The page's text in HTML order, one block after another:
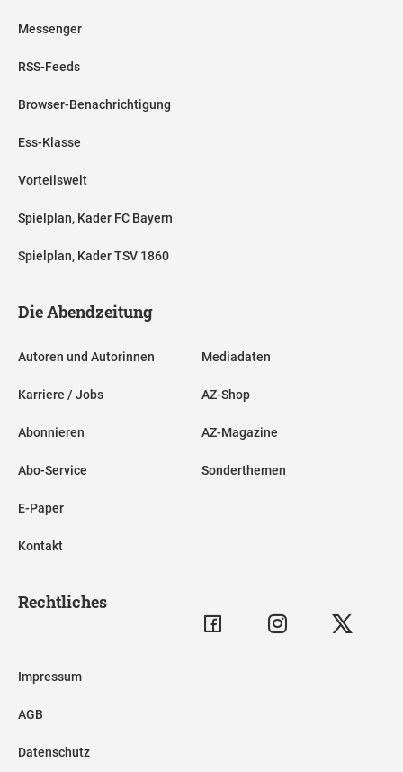
Messenger
RSS-Feeds
Browser-Benachrichtigung
Ess-Klasse
Vorteilswelt
Spielplan, Kader FC Bayern
Spielplan, Kader TSV 1860
Die Abendzeitung
Autoren und Autorinnen
Karriere / Jobs
Abonnieren
Abo-Service
E-Paper
Kontakt
Mediadaten
AZ-Shop
AZ-Magazine
Sonderthemen
Rechtliches
Impressum
AGB
Datenschutz